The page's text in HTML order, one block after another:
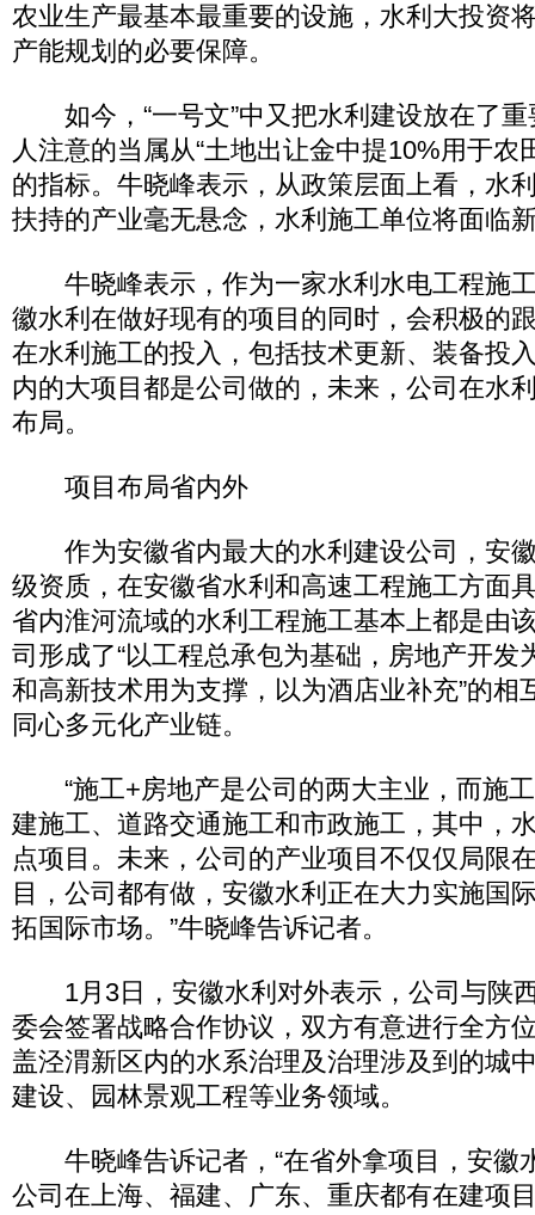
农业生产最基本最重要的设施，水利大投资
产能规划的必要保障。
如今，“一号文”中又把水利建设放在了重
人注意的当属从“土地出让金中提10%用于农
的指标。牛晓峰表示，从政策层面上看，水
扶持的产业毫无悬念，水利施工单位将面临
牛晓峰表示，作为一家水利水电工程施
徽水利在做好现有的项目的同时，会积极的
在水利施工的投入，包括技术更新、装备投
内的大项目都是公司做的，未来，公司在水
布局。
项目布局省内外
作为安徽省内最大的水利建设公司，安
级资质，在安徽省水利和高速工程施工方面
省内淮河流域的水利工程施工基本上都是由
司形成了“以工程总承包为基础，房地产开发
和高新技术用为支撑，以为酒店业补充”的相
同心多元化产业链。
“施工+房地产是公司的两大主业，而施
建施工、道路交通施工和市政施工，其中，
点项目。未来，公司的产业项目不仅仅局限
目，公司都有做，安徽水利正在大力实施国
拓国际市场。”牛晓峰告诉记者。
1月3日，安徽水利对外表示，公司与陕
委会签署战略合作协议，双方有意进行全方
盖泾渭新区内的水系治理及治理涉及到的城
建设、园林景观工程等业务领域。
牛晓峰告诉记者，“在省外拿项目，安徽
公司在上海、福建、广东、重庆都有在建项